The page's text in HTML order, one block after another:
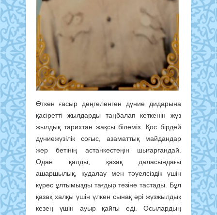
Өткен ғасыр дөңгеленген дүние дидарына
қасіретті жылдарды таңбалап кеткенін жүз
жылдық тарихтан жақсы білеміз. Қос бірдей
дүниежүзілік соғыс, азаматтық майдандар
жер бетінің астанкестеңін шығарғандай.
Одан қалды, қазақ даласындағы
ашаршылық, қудалау мен тәуелсіздік үшін
күрес ұлтымызды тағдыр тезіне тастады. Бұл
қазақ халқы үшін үлкен сынақ әрі жүзжылдық
кезең үшін ауыр қайғы еді. Осылардың